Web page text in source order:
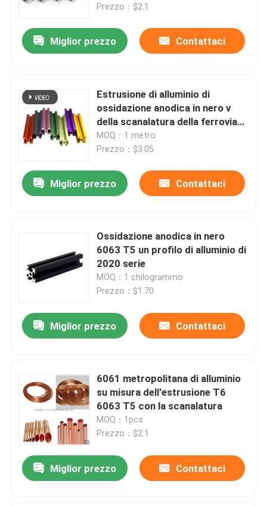
Prezzo：$2.1
Miglior prezzo Contattaci
Estrusione di alluminio di
ossidazione anodica in nero v
della scanalatura della ferrovia
20x40 V della scanalatura della
scanalatura di alluminio lineare
MOQ：1 metro
Prezzo：$3.05
Miglior prezzo Contattaci
Ossidazione anodica in nero
6063 T5 un profilo di alluminio di
2020 serie
MOQ：1 chilogrammo
Prezzo：$1.70
Miglior prezzo Contattaci
6061 metropolitana di alluminio
su misura dell'estrusione T6
6063 T5 con la scanalatura
MOQ：1pcs
Prezzo：$2.1
Miglior prezzo Contattaci